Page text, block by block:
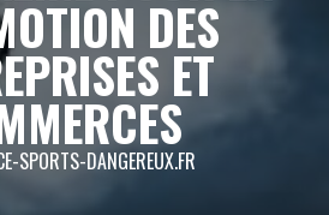
DES
ET
SPORTS-DANGEREUX.FR